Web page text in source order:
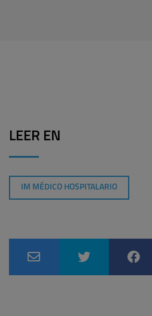
LEER EN
IM MÉDICO HOSPITALARIO